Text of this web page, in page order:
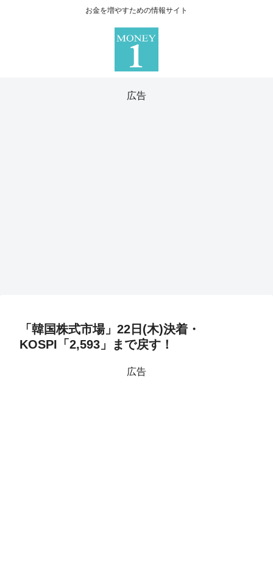
お金を増やすための情報サイト
広告
「韓国株式市場」22日(木)決着・
KOSPI「2,593」まで戻す！
広告